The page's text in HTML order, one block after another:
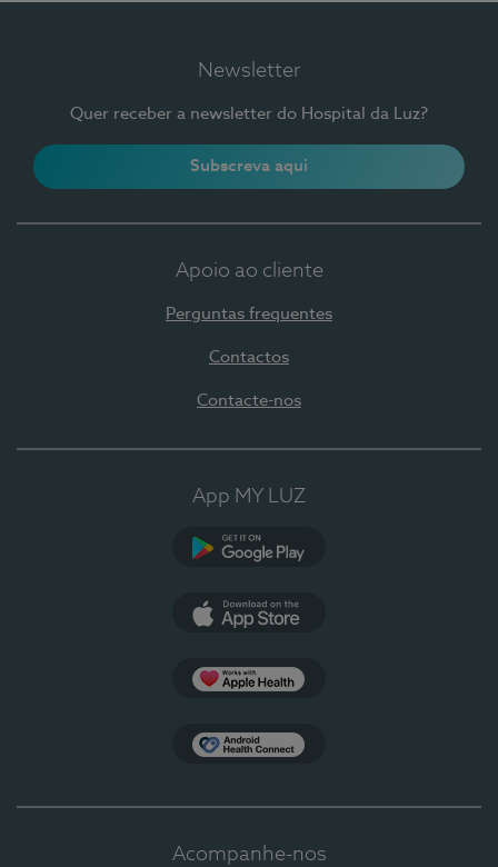
Newsletter
Quer receber a newsletter do Hospital da Luz?
Subscreva aqui
Apoio ao cliente
Perguntas frequentes
Contactos
Contacte-nos
App MY LUZ
Acompanhe-nos